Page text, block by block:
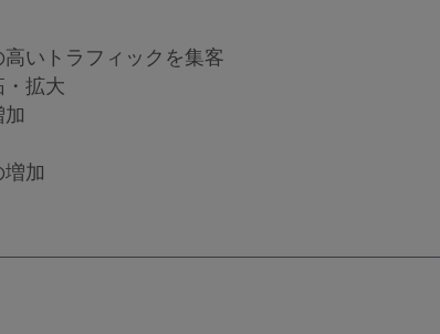
いトラフィックを集客
・拡大
加